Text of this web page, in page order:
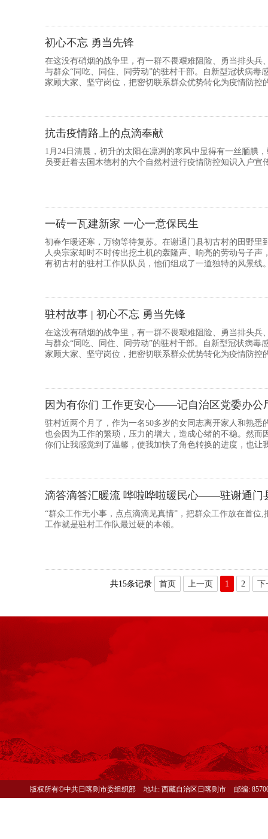
初心不忘 勇当先锋
在这没有硝烟的战争里，有一群不畏艰难阻险、勇当排头
与群众“同吃、同住、同劳动”的驻村干部。自新型冠状病毒
家顾大家、坚守岗位，把密切联系群众优势转化为疫情防
抗击疫情路上的点滴奉献
1月24日清晨，初升的太阳在凛冽的寒风中显得有一丝腼腆
员要赶着去国木德村的六个自然村进行疫情防控知识入户宣
一砖一瓦建新家 一心一意保民生
初春乍暖还寒，万物等待复苏。在谢通门县初古村的田野
人央宗家却时不时传出挖土机的轰隆声、响亮的劳动号子
有初古村的驻村工作队队员，他们组成了一道独特的风景线
驻村故事 | 初心不忘 勇当先锋
在这没有硝烟的战争里，有一群不畏艰难阻险、勇当排头
与群众“同吃、同住、同劳动”的驻村干部。自新型冠状病毒
家顾大家、坚守岗位，把密切联系群众优势转化为疫情防
驻村近两个月了，作为一名50多岁的女同志离开家人和熟
也会因为工作的繁琐，压力的增大，造成心绪的不稳。然
你们让我感觉到了温馨，使我加快了角色转换的进度，也
滴答滴答汇暖流 哗啦哗啦暖民心——驻谢通门
“群众工作无小事，点点滴滴见真情”，把群众工作放在首位
工作就是驻村工作队最过硬的本领。
共15条记录 首页 上一页 1 2 下
版权所有©中共日喀则市委组织部 地址: 西藏自治区日喀则市 邮编: